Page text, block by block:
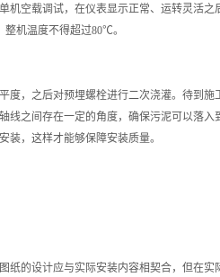
机空载调试，在仪表显示正常、运转灵活
机温度不得超过80℃。
，之后对预埋螺栓进行二次浇灌。待到施
线之间存在一定的角度，确保污泥可以落
装，这样才能够保障安装质量。
纸的设计应与实际安装内容相契合，但在